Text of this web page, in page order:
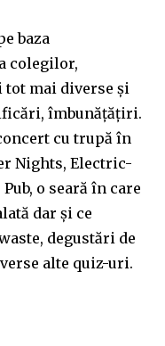
baza
colegilor,
mai diverse şi
îmbunăţăţiri.
cu trupă în
Nights, Electric-
o seară în care
dar și ce
degustări de
alte quiz-uri.